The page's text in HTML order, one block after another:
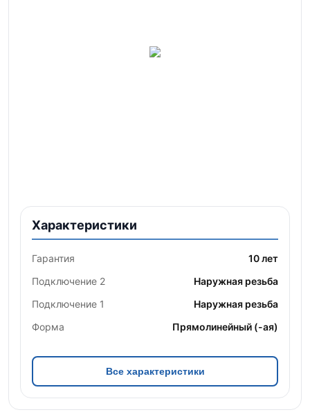
Характеристики
Гарантия
10 лет
Подключение 2
Наружная резьба
Подключение 1
Наружная резьба
Форма
Прямолинейный (-ая)
Все характеристики